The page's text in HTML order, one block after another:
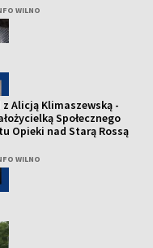
WILNO
z Alicją Klimaszewską -
Społecznego
Opieki nad Starą Rossą
WILNO